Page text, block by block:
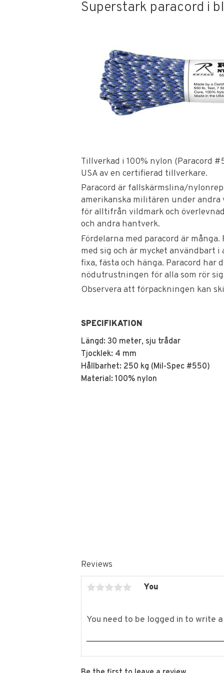
Superstark paracord i
Tillverkad i 100% nylon (Paracord
USA av en certifierad tillverkare.
Paracord är fallskärmslina/
amerikanska militären under andra
för alltifrån vildmark och
och andra hantverk.
Fördelarna med paracord är
med sig och är mycket användbart
fixa, fästa och hänga. Paracord har
nödutrustningen för alla som rör
Observera att förpackningen kan
SPECIFIKATION
Längd: 30 meter, sju trådar
Tjocklek: 4 mm
Hållbarhet: 250 kg (Mil-Spec #550)
Material: 100% nylon
Reviews
You